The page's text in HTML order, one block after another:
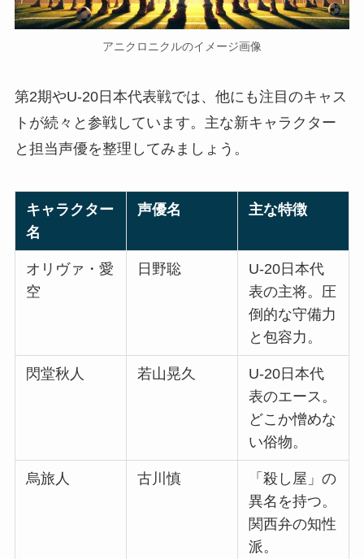
アニクロニクルのイメージ画像
第2期やU-20日本代表戦では、他にも注目のキャス
トが続々と参戦しています。主な新キャラクター
と担当声優を整理してみましょう。
キャラクター
名
声優名 主な特徴
オリヴァ・愛
空
日野聡
U-20日本代
表の主将。圧
倒的な守備力
と包容力。
閃堂秋人 若山晃久
U-20日本代
表のエース。
どこか憎めな
い俗物。
烏旅人 古川慎
「殺し屋」の
異名を持つ。
関西弁の知性
派。